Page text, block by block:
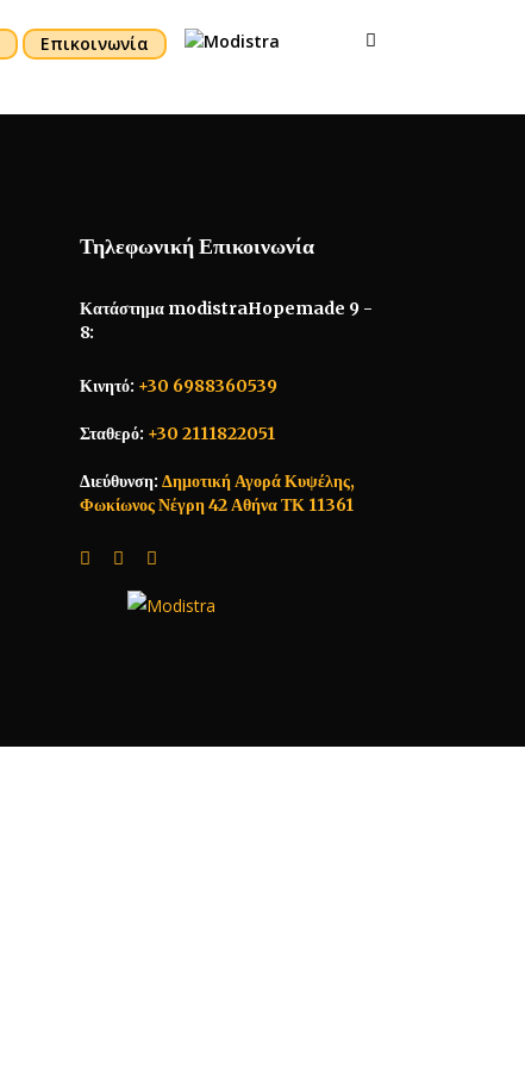
Επικοινωνία
Τηλεφωνική Επικοινωνία
Κατάστημα modistraHopemade 9 -
8:
Κινητό: +30 6988360539
Σταθερό: +30 2111822051
Διεύθυνση: Δημοτική Αγορά Κυψέλης,
Φωκίωνος Νέγρη 42 Αθήνα ΤΚ 11361